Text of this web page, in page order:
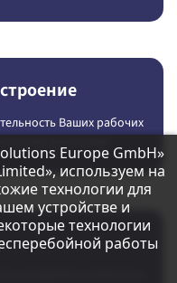
Ваших рабочих
Europe GmbH»
используем на
технологии для
устройстве и
технологии
работы